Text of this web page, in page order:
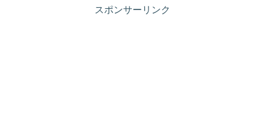
スポンサーリンク